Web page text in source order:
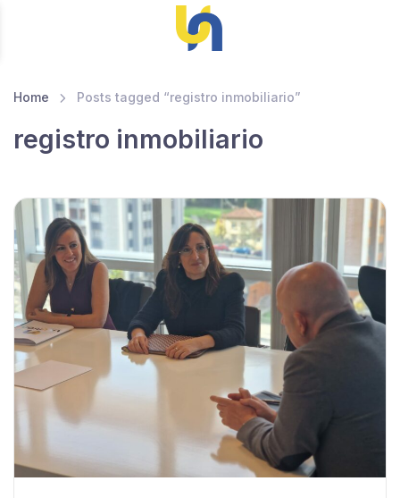
Home Posts tagged “registro inmobiliario”
registro inmobiliario